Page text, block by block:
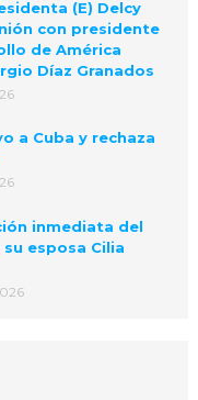
(E) Delcy
con presidente
de América
Díaz Granados
a Cuba y rechaza
inmediata del
esposa Cilia